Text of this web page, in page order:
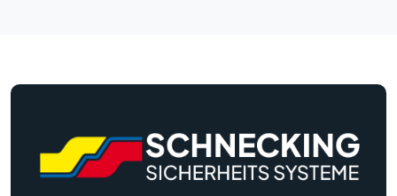
Kontaktinformationen